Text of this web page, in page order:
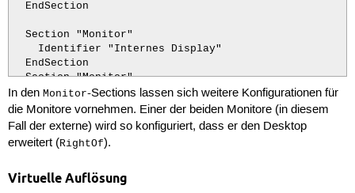
  EndSection
  Section "Monitor"
    Identifier "Internes Display"
  EndSection
  Section "Monitor"
    Identifier "Externer Monitor"
    Option "RightOf" "Internes Display"
  EndSection
  Section "Screen"
    Monitor         "Internes Display"
In den Monitor-Sections lassen sich weitere Konfigurationen für
die Monitore vornehmen. Einer der beiden Monitore (in diesem
Fall der externe) wird so konfiguriert, dass er den Desktop
erweitert (RightOf).
Virtuelle Auflösung